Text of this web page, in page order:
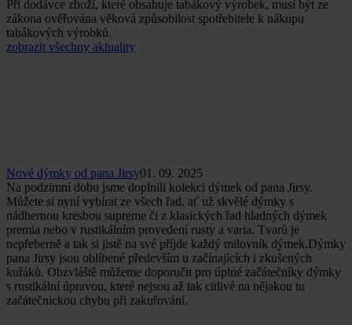
Při dodávce zboží, které obsahuje tabákový výrobek, musí být ze
zákona ověřována věková způsobilost spotřebitele k nákupu
tabákových výrobků.
zobrazit všechny aktuality
Nové dýmky od pana Jirsy01. 09. 2025
Na podzimní dobu jsme doplnili kolekci dýmek od pana Jirsy.
Můžete si nyní vybírat ze všech řad, ať už skvělé dýmky s
nádhernou kresbou supreme či z klasických řad hladných dýmek
premia nebo v rustikálním provedení rusty a varia. Tvarů je
nepřeberně a tak si jistě na své příjde každý milovník dýmek.Dýmky
pana Jirsy jsou oblíbené především u začínajících i zkušených
kuřáků. Obzvláště můžeme doporučit pro úplné začátečníky dýmky
s rustikální úpravou, které nejsou až tak citlivé na nějakou tu
začátečnickou chybu při zakuřování.